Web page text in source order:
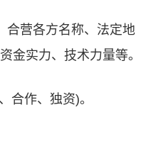
合营各方名称、法定地
金实力、技术力量等。
合作、独资)。